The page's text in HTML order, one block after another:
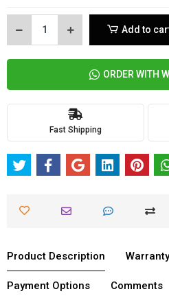
Add to
ORDER WITH
Fast Shipping
Product Description
Payment Options Comments